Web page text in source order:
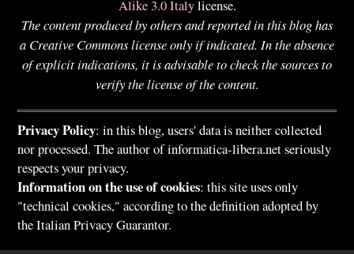
Alike 3.0 Italylicense.
The content produced by others and reported in this blog has
a Creative Commons license only if indicated. In the absence
of explicit indications, it is advisable to check the sources to
verify the license of the content.
Privacy Policy: in this blog, users' data is neither collected
nor processed. The author of informatica-libera.net seriously
respects your privacy.
Information on the use of cookies: this site uses only
"technical cookies," according to the definition adopted by
the Italian Privacy Guarantor.